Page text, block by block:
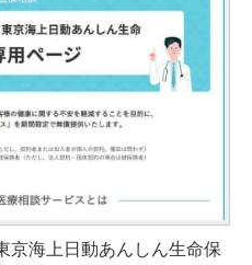
京海上日動あんしん生命保